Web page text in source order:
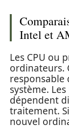
Intel et
Les CPU ou
ordinateurs.
responsable
système.
dépendent
traitement.
nouvel